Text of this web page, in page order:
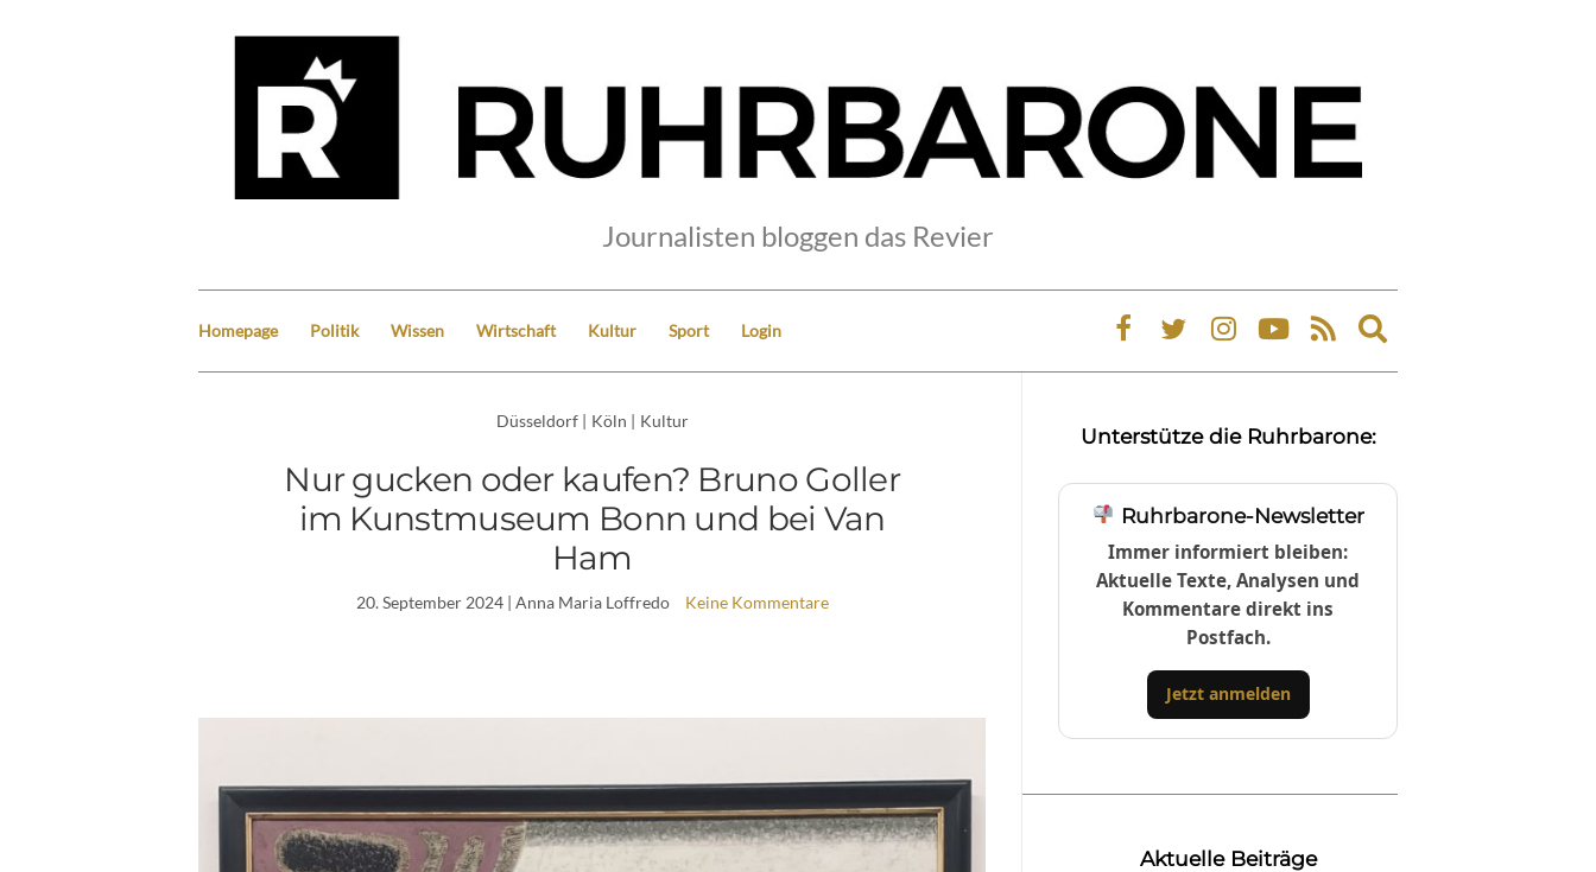
Journalisten bloggen das Revier
Homepage Politik Wissen Wirtschaft Kultur Sport Login
Expand
search
Düsseldorf | Köln | Kultur
Nur gucken oder kaufen? Bruno Goller
im Kunstmuseum Bonn und bei Van
Ham
20. September 2024| Anna Maria Loffredo Keine Kommentare
Unterstütze die Ruhrbarone:
Ruhrbarone-Newsletter
Immer informiert bleiben:
Aktuelle Texte, Analysen und
Kommentare direkt ins
Postfach.
Jetzt anmelden
Aktuelle Beiträge